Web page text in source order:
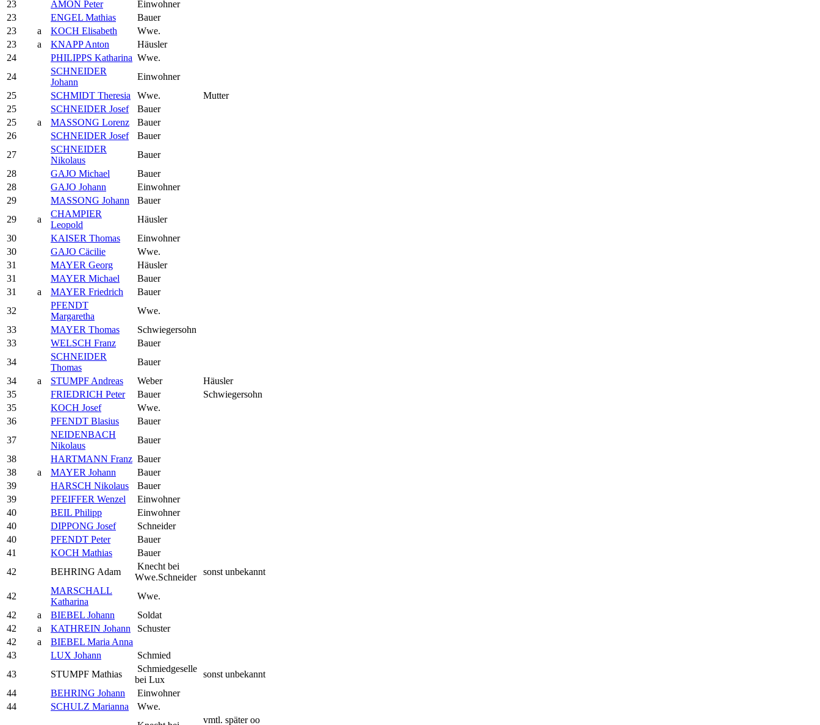
23
AMON Peter
Einwohner
23
ENGEL Mathias
Bauer
23
a KOCH Elisabeth
Wwe.
23
a KNAPP Anton
Häusler
24
PHILIPPS Katharina Wwe.
24
SCHNEIDER
Johann
Einwohner
25
SCHMIDT Theresia Wwe.
Mutter
25
SCHNEIDER Josef
Bauer
25
a MASSONG Lorenz
Bauer
26
SCHNEIDER Josef
Bauer
27
SCHNEIDER
Nikolaus
Bauer
28
GAJO Michael
Bauer
28
GAJO Johann
Einwohner
29
MASSONG Johann
Bauer
29
a
CHAMPIER
Leopold
Häusler
30
KAISER Thomas
Einwohner
30
GAJO Cäcilie
Wwe.
31
MAYER Georg
Häusler
31
MAYER Michael
Bauer
31
a MAYER Friedrich
Bauer
32
PFENDT
Margaretha
Wwe.
33
MAYER Thomas
Schwiegersohn
33
WELSCH Franz
Bauer
34
SCHNEIDER
Thomas
Bauer
34
a STUMPF Andreas Weber
Häusler
35
FRIEDRICH Peter Bauer
Schwiegersohn
35
KOCH Josef
Wwe.
36
PFENDT Blasius
Bauer
37
NEIDENBACH
Nikolaus
Bauer
38
HARTMANN Franz Bauer
38
a MAYER Johann
Bauer
39
HARSCH Nikolaus
Bauer
39
PFEIFFER Wenzel
Einwohner
40
BEIL Philipp
Einwohner
40
DIPPONG Josef
Schneider
40
PFENDT Peter
Bauer
41
KOCH Mathias
Bauer
42
BEHRING Adam
Knecht bei
Wwe.Schneider
sonst unbekannt
42
MARSCHALL
Katharina
Wwe.
42
a BIEBEL Johann
Soldat
42
a KATHREIN Johann
Schuster
42
a
BIEBEL Maria Anna
43
LUX Johann
Schmied
43
STUMPF Mathias
Schmiedgeselle
bei Lux
sonst unbekannt
44
BEHRING Johann
Einwohner
44
SCHULZ Marianna
Wwe.
vmtl. später oo